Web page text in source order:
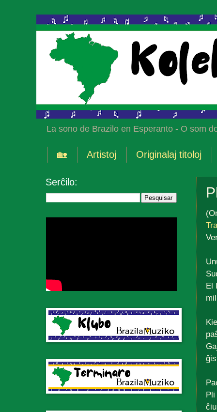
La sono de Brazilo en Esperanto - O som
🏡 Artistoj Originalaj titoloj
El
Serĉilo: